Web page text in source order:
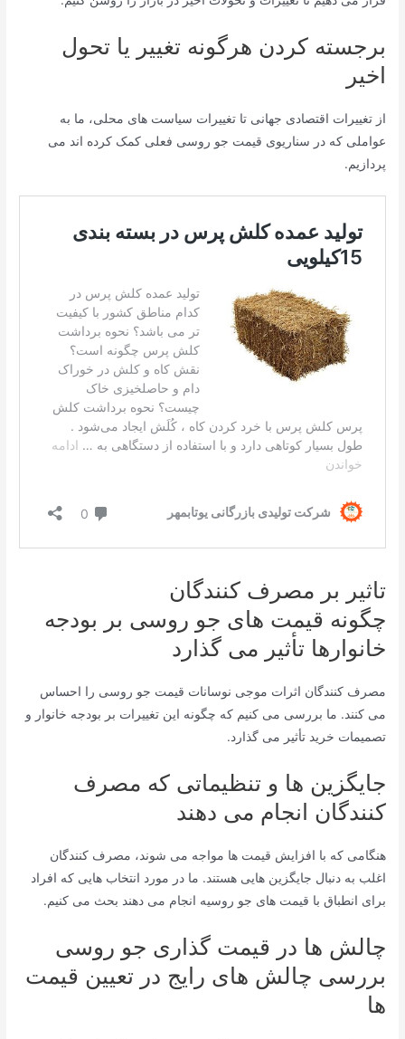
برجسته کردن هرگونه تغییر یا تحول
اخیر
از تغییرات اقتصادی جهانی تا تغییرات سیاست های محلی، ما به
عواملی که در سناریوی قیمت جو روسی فعلی کمک کرده اند می
پردازیم.
تاثیر بر مصرف کنندگان
چگونه قیمت های جو روسی بر بودجه
خانوارها تأثیر می گذارد
مصرف کنندگان اثرات موجی نوسانات قیمت جو روسی را احساس
می کنند. ما بررسی می کنیم که چگونه این تغییرات بر بودجه خانوار و
تصمیمات خرید تأثیر می گذارد.
جایگزین ها و تنظیماتی که مصرف
کنندگان انجام می دهند
هنگامی که با افزایش قیمت ها مواجه می شوند، مصرف کنندگان
اغلب به دنبال جایگزین هایی هستند. ما در مورد انتخاب هایی که افراد
برای انطباق با قیمت های جو روسیه انجام می دهند بحث می کنیم.
چالش ها در قیمت گذاری جو روسی
بررسی چالش های رایج در تعیین قیمت
ها